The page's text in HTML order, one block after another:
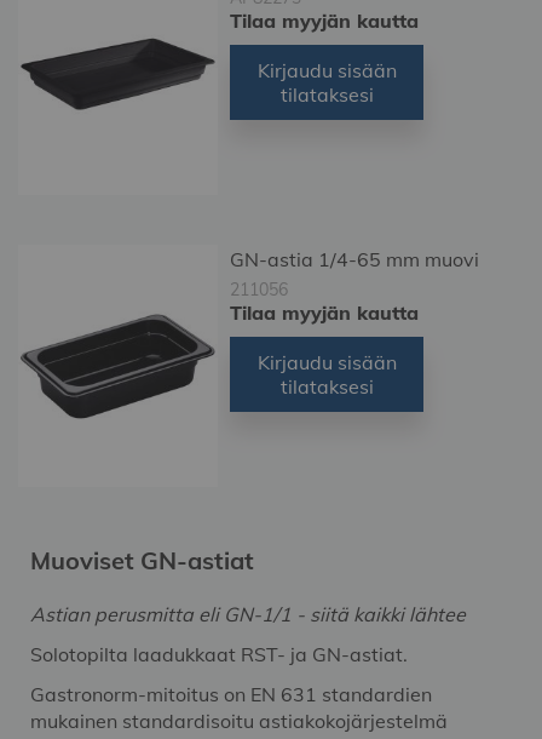
Tilaa myyjän kautta
Kirjaudu sisään
tilataksesi
GN-astia 1/4-65 mm muovi
211056
Tilaa myyjän kautta
Kirjaudu sisään
tilataksesi
Muoviset GN-astiat
Astian perusmitta eli GN-1/1 - siitä kaikki lähtee
Solotopilta laadukkaat RST- ja GN-astiat.
Gastronorm-mitoitus on EN 631 standardien
mukainen standardisoitu astiakokojärjestelmä